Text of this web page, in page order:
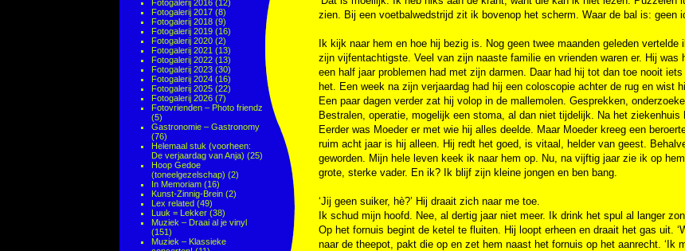
Fotogalerij 2016 (12)
Fotogalerij 2017 (8)
Fotogalerij 2018 (9)
Fotogalerij 2019 (16)
Fotogalerij 2020 (2)
Fotogalerij 2021 (13)
Fotogalerij 2022 (13)
Fotogalerij 2023 (30)
Fotogalerij 2024 (16)
Fotogalerij 2025 (22)
Fotogalerij 2026 (7)
Fotovrienden – Photo friendz
(5)
Gastronomie – Gastronomy
(76)
Helemaal stuk (voorheen:
De verjaardag van Anja) (25)
Hoop Gedoe
(toneelgezelschap) (2)
In Memoriam (16)
Kunst-Zinnig-Brein (2)
Lex related (49)
Luuk = Lekker (38)
Muziek – Draai al je vinyl
(151)
Muziek – Klassieke
zien. Bij een voetbalwedstrijd zit ik bovenop het scherm. Waar de bal is: geen
Ik kijk naar hem en hoe hij bezig is. Nog geen twee maanden geleden
zijn vijfentachtigste. Veel van zijn naaste familie en vrienden waren er. Hij
een half jaar problemen had met zijn darmen. Daar had hij tot dan toe nooit
het. Een week na zijn verjaardag had hij een coloscopie achter de rug en wist
Een paar dagen verder zat hij volop in de mallemolen. Gesprekken,
Bestralen, operatie, mogelijk een stoma, al dan niet tijdelijk. Na het
Eerder was Moeder er met wie hij alles deelde. Maar Moeder kreeg een
ruim acht jaar is hij alleen. Hij redt het goed, is vitaal, helder van geest.
geworden. Mijn hele leven keek ik naar hem op. Nu, na vijftig jaar zie ik op
grote, sterke vader. En ik? Ik blijf zijn kleine jongen en ben bang.
‘Jij geen suiker, hè?’ Hij draait zich naar me toe.
Ik schud mijn hoofd. Nee, al dertig jaar niet meer. Ik drink het spul al langer
Op het fornuis begint de ketel te fluiten. Hij loopt erheen en draait het gas uit.
naar de theepot, pakt die op en zet hem naast het fornuis op het aanrecht. ‘Ik